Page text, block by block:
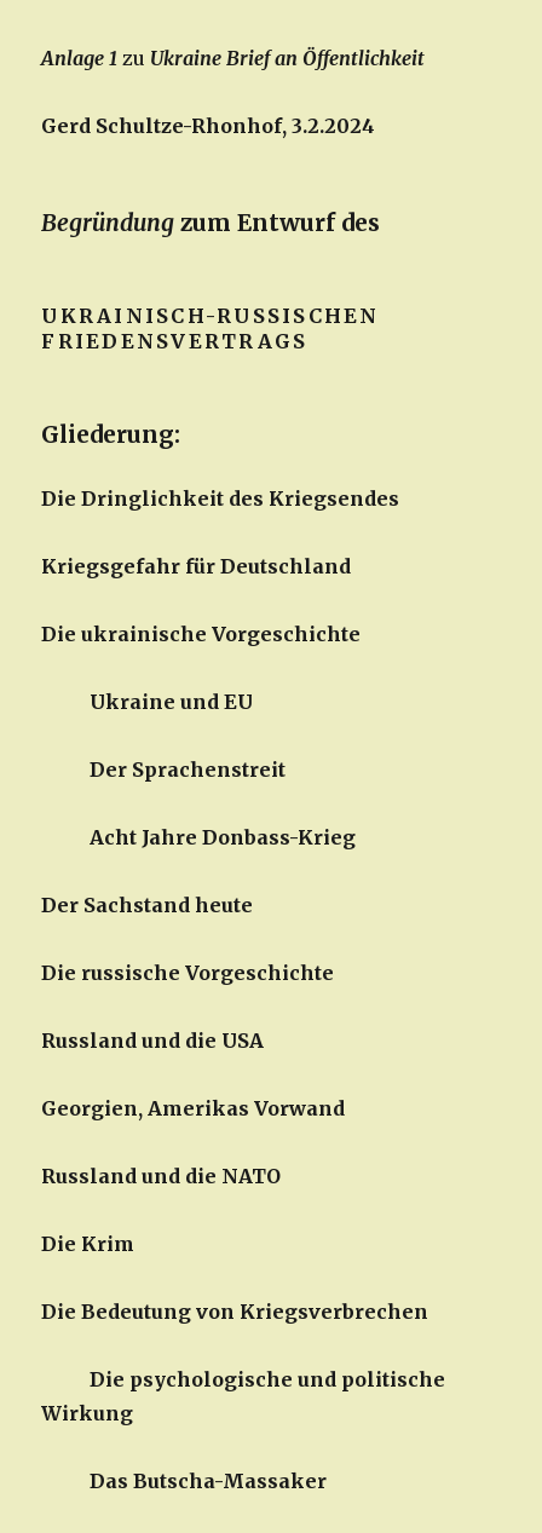
Anlage 1 zu Ukraine Brief an Öffentlichkeit
Gerd Schultze-Rhonhof, 3.2.2024
Begründung zum Entwurf des
UKRAINISCH-RUSSISCHEN
FRIEDENSVERTRAGS
Gliederung:
Die Dringlichkeit des Kriegsendes
Kriegsgefahr für Deutschland
Die ukrainische Vorgeschichte
Ukraine und EU
Der Sprachenstreit
Acht Jahre Donbass-Krieg
Der Sachstand heute
Die russische Vorgeschichte
Russland und die USA
Georgien, Amerikas Vorwand
Russland und die NATO
Die Krim
Die Bedeutung von Kriegsverbrechen
Die psychologische und politische
Wirkung
Das Butscha-Massaker